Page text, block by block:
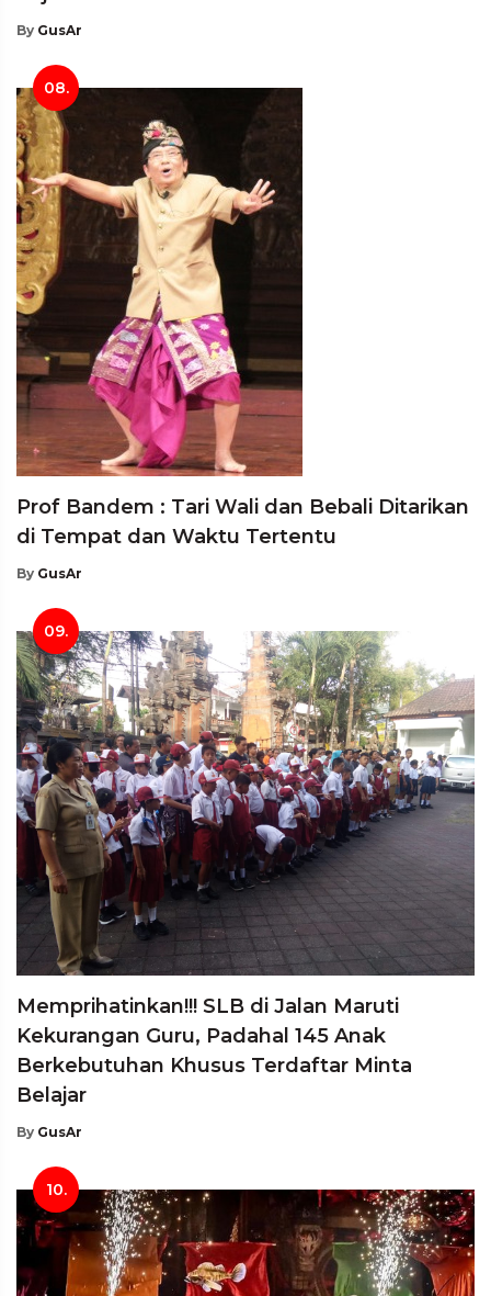
By GusAr
08.
Prof Bandem : Tari Wali dan Bebali Ditarikan
di Tempat dan Waktu Tertentu
By GusAr
09.
Memprihatinkan!!! SLB di Jalan Maruti
Kekurangan Guru, Padahal 145 Anak
Berkebutuhan Khusus Terdaftar Minta
Belajar
By GusAr
10.